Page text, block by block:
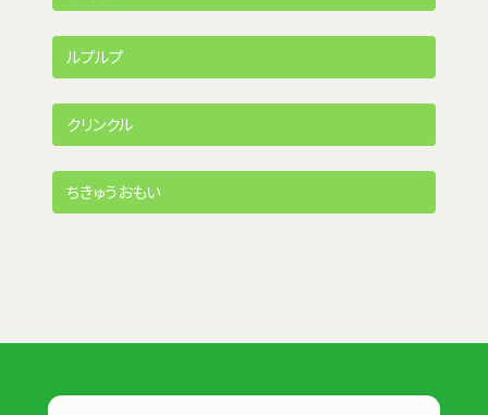
ルプルプ
クリンクル
ちきゅうおもい